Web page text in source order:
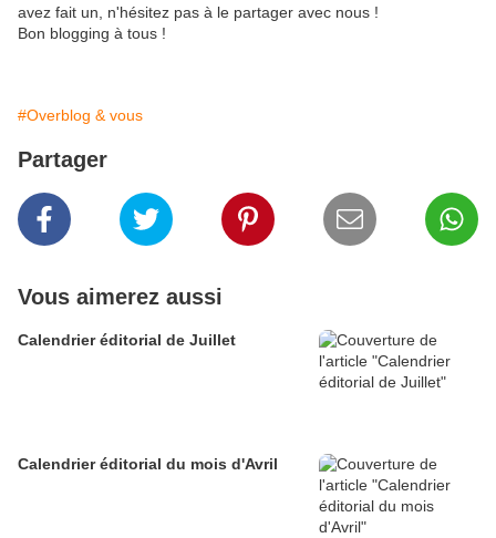
avez fait un, n'hésitez pas à le partager avec nous !
Bon blogging à tous !
#Overblog & vous
Partager
Vous aimerez aussi
Calendrier éditorial de Juillet
Calendrier éditorial du mois d'Avril